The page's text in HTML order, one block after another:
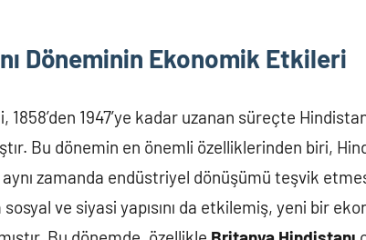
Döneminin Ekonomik Etkileri
1947’ye kadar uzanan süreçte
Bu dönemin en önemli özelliklerinden biri,
zamanda endüstriyel dönüşümü teşvik
ve siyasi yapısını da etkilemiş, yeni bir